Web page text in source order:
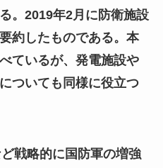
。2019年2月に防衛施設
約したものである。本
ているが、発電施設や
ついても同様に役立つ
戦略的に国防軍の増強